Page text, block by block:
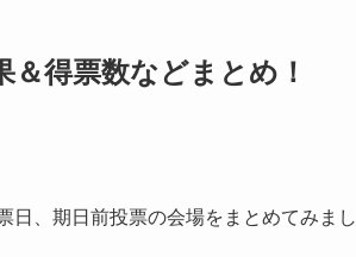
＆得票数などまとめ！
日、期日前投票の会場をまとめてみまし